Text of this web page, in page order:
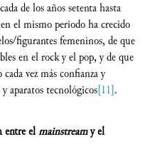
de los años setenta hasta
el mismo periodo ha crecido
figurantes femeninos, de que
en el rock y el pop, y de que
vez más confianza y
aparatos tecnológicos[11].
entre elmainstreamy el